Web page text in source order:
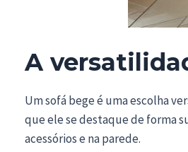
A
Um sofá bege é uma escolha
que ele se destaque de forma
acessórios e na parede.